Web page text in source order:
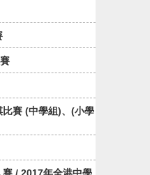
賽 (中學組)、(小學